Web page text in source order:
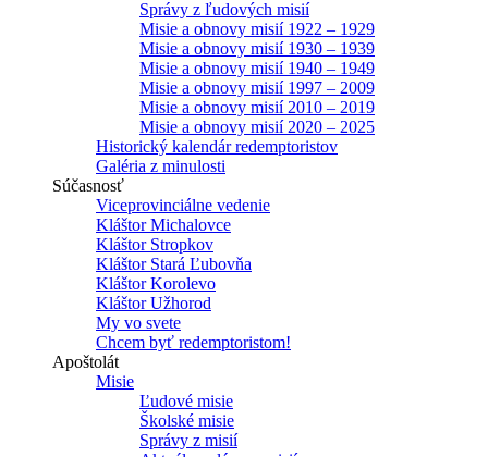
Správy z ľudových misií
Misie a obnovy misií 1922 – 1929
Misie a obnovy misií 1930 – 1939
Misie a obnovy misií 1940 – 1949
Misie a obnovy misií 1997 – 2009
Misie a obnovy misií 2010 – 2019
Misie a obnovy misií 2020 – 2025
Historický kalendár redemptoristov
Galéria z minulosti
Súčasnosť
Viceprovinciálne vedenie
Kláštor Michalovce
Kláštor Stropkov
Kláštor Stará Ľubovňa
Kláštor Korolevo
Kláštor Užhorod
My vo svete
Chcem byť redemptoristom!
Apoštolát
Misie
Ľudové misie
Školské misie
Správy z misií